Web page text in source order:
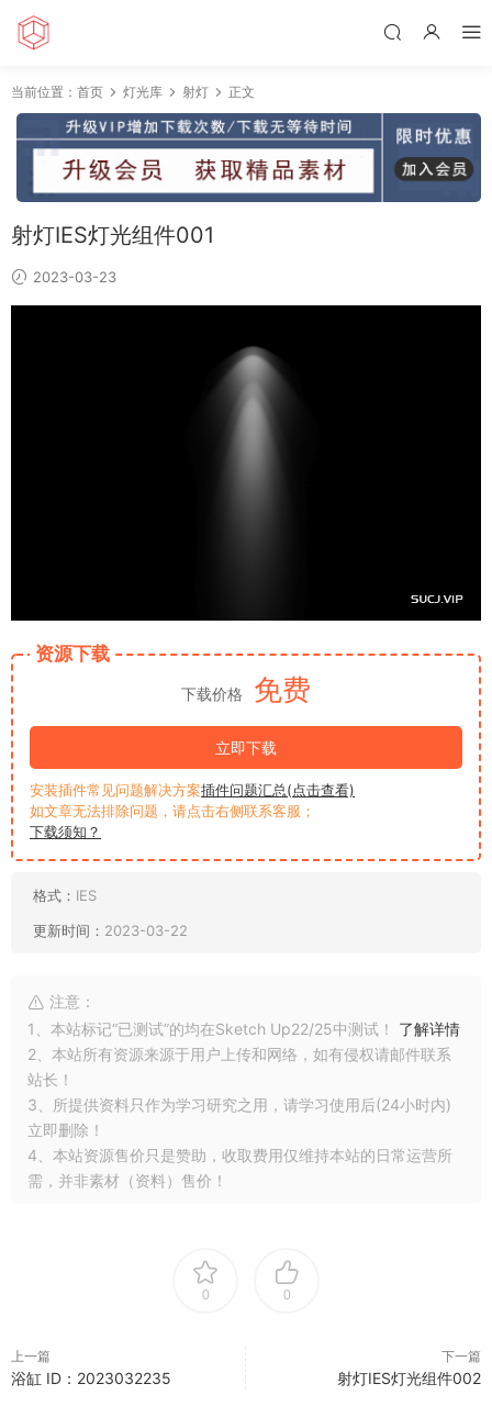
当前位置： 首页 灯光库 射灯 正文
射灯IES灯光组件001
2023-03-23
资源下载
下载价格 免费
立即下载
安装插件常见问题解决方案插件问题汇总(点击查看)
如文章无法排除问题，请点击右侧联系客服；
下载须知？
格式： IES
更新时间： 2023-03-22
注意：
1、本站标记“已测试”的均在Sketch Up22/25中测试！ 了解详情
2、本站所有资源来源于用户上传和网络，如有侵权请邮件联系
站长！
3、所提供资料只作为学习研究之用，请学习使用后(24小时内)
立即删除！
4、本站资源售价只是赞助，收取费用仅维持本站的日常运营所
需，并非素材（资料）售价！
0 0
上一篇
浴缸 ID：2023032235
下一篇
射灯IES灯光组件002